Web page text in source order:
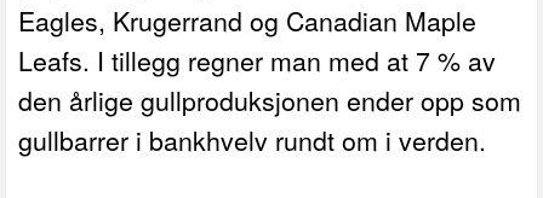
Eagles, Krugerrand og Canadian Maple
Leafs. I tillegg regner man med at 7 % av
den årlige gullproduksjonen ender opp som
gullbarrer i bankhvelv rundt om i verden.